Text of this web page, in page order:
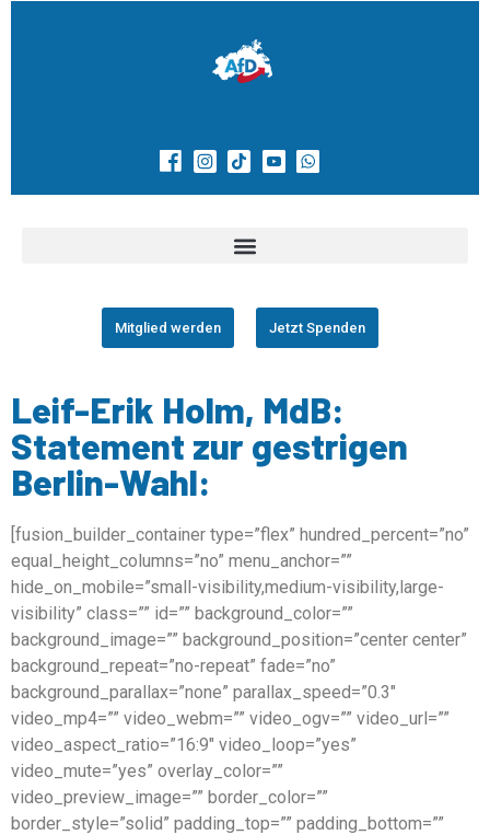
Mitglied werden Jetzt Spenden
Leif-Erik Holm, MdB:
Statement zur gestrigen
Berlin-Wahl:
[fusion_builder_container type=”flex” hundred_percent=”no”
equal_height_columns=”no” menu_anchor=””
hide_on_mobile=”small-visibility,medium-visibility,large-
visibility” class=”” id=”” background_color=””
background_image=”” background_position=”center center”
background_repeat=”no-repeat” fade=”no”
background_parallax=”none” parallax_speed=”0.3″
video_mp4=”” video_webm=”” video_ogv=”” video_url=””
video_aspect_ratio=”16:9″ video_loop=”yes”
video_mute=”yes” overlay_color=””
video_preview_image=”” border_color=””
border_style=”solid” padding_top=”” padding_bottom=””